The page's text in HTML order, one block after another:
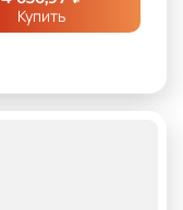
Купить